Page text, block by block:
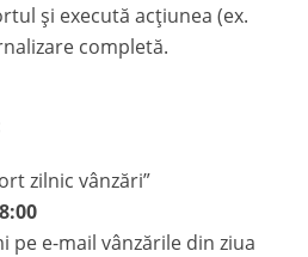
și execută acțiunea (ex.
completă.
zilnic vânzări”
pe e-mail vânzările din ziua